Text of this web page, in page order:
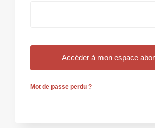
Mot de passe perdu ?